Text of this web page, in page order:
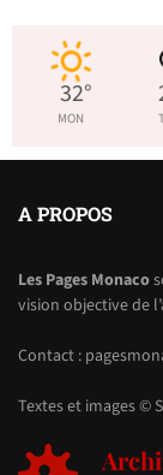
32°
MON
A PROPOS
Les Pages Monaco
vision objective de
Contact :
Textes et images ©